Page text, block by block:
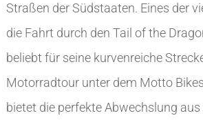
Straßen der Südstaaten. Eines der
die Fahrt durch den Tail of the
beliebt für seine kurvenreiche
Motorradtour unter dem Motto
bietet die perfekte Abwechslung